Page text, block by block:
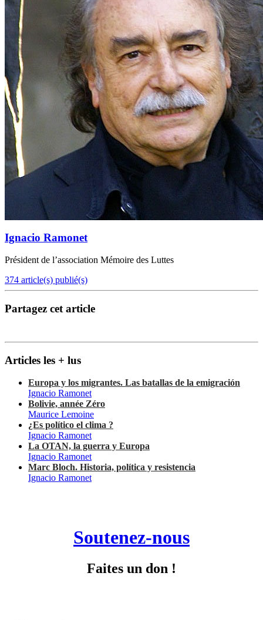
Ignacio Ramonet
Président de l’association Mémoire des Luttes
374 article(s) publié(s)
Partagez cet article
Articles les + lus
Europa y los migrantes. Las batallas de la emigración
Ignacio Ramonet
Bolivie, année Zéro
Maurice Lemoine
¿Es político el clima ?
Ignacio Ramonet
La OTAN, la guerra y Europa
Ignacio Ramonet
Marc Bloch. Historia, política y resistencia
Ignacio Ramonet
Soutenez-nous
Faites un don !